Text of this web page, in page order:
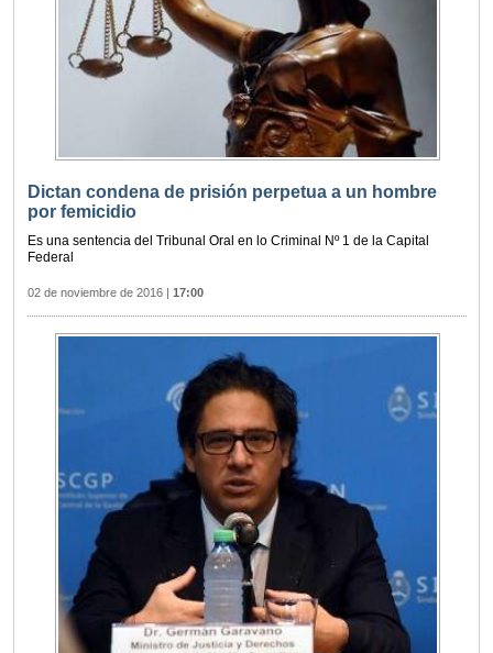
Dictan condena de prisión perpetua a un hombre
por femicidio
Es una sentencia del Tribunal Oral en lo Criminal Nº 1 de la Capital
Federal
02 de noviembre de 2016 | 17:00